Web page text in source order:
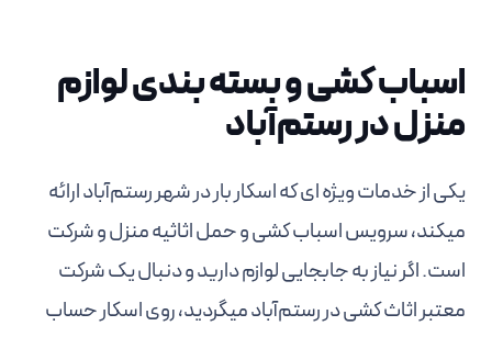
اسباب کشی و بسته بندی لوازم
منزل در رستم‌آباد
یکی از خدمات ویژه ای که اسکار بار در شهر رستم‌آباد ارائه
میکند، سرویس اسباب کشی و حمل اثاثیه منزل و شرکت
است. اگر نیاز به جابجایی لوازم دارید و دنبال یک شرکت
معتبر اثاث کشی در رستم‌آباد میگردید، روی اسکار حساب